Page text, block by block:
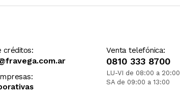
créditos: Venta telefónica:
0810 333 8700
LU-VI de 08:00 a 20:00
SA de 09:00 a 13:00